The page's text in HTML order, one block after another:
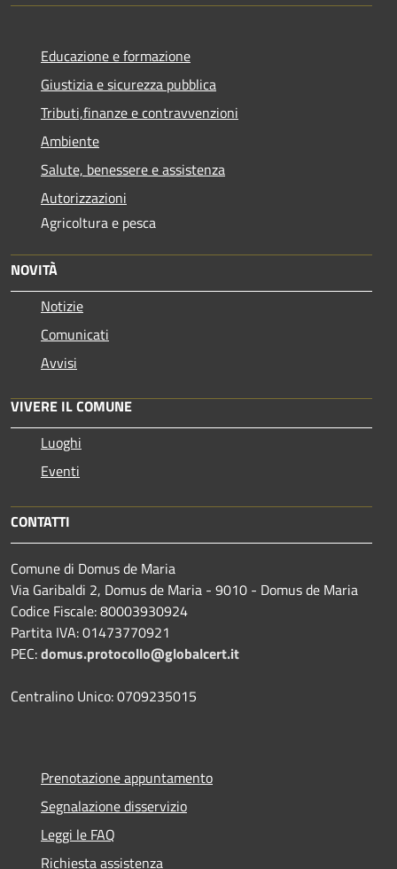
Educazione e formazione
Giustizia e sicurezza pubblica
Tributi,finanze e contravvenzioni
Ambiente
Salute, benessere e assistenza
Autorizzazioni
Agricoltura e pesca
NOVITÀ
Notizie
Comunicati
Avvisi
VIVERE IL COMUNE
Luoghi
Eventi
CONTATTI
Comune di Domus de Maria
Via Garibaldi 2, Domus de Maria - 9010 - Domus de Maria
Codice Fiscale: 80003930924
Partita IVA: 01473770921
PEC:domus.protocollo@globalcert.it
Centralino Unico: 0709235015
Prenotazione appuntamento
Segnalazione disservizio
Leggi le FAQ
Richiesta assistenza